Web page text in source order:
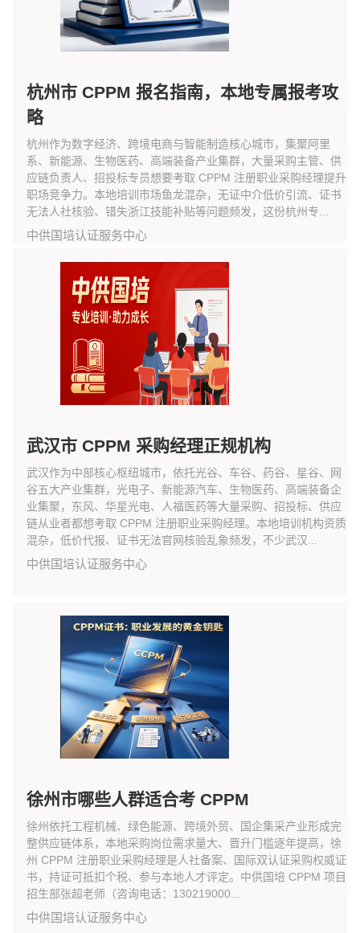
杭州市 CPPM 报名指南，本地专属报考攻
略
杭州作为数字经济、跨境电商与智能制造核心城市，集聚阿里
系、新能源、生物医药、高端装备产业集群，大量采购主管、供
应链负责人、招投标专员想要考取 CPPM 注册职业采购经理提升
职场竞争力。本地培训市场鱼龙混杂，无证中介低价引流、证书
无法人社核验、错失浙江技能补贴等问题频发，这份杭州专...
中供国培认证服务中心
武汉市 CPPM 采购经理正规机构
武汉作为中部核心枢纽城市，依托光谷、车谷、药谷、星谷、网
谷五大产业集群，光电子、新能源汽车、生物医药、高端装备企
业集聚，东风、华星光电、人福医药等大量采购、招投标、供应
链从业者都想考取 CPPM 注册职业采购经理。本地培训机构资质
混杂，低价代报、证书无法官网核验乱象频发，不少武汉...
中供国培认证服务中心
徐州市哪些人群适合考 CPPM
徐州依托工程机械、绿色能源、跨境外贸、国企集采产业形成完
整供应链体系，本地采购岗位需求量大、晋升门槛逐年提高，徐
州 CPPM 注册职业采购经理是人社备案、国际双认证采购权威证
书，持证可抵扣个税、参与本地人才评定。中供国培 CPPM 项目
招生部张超老师（咨询电话：130219000...
中供国培认证服务中心